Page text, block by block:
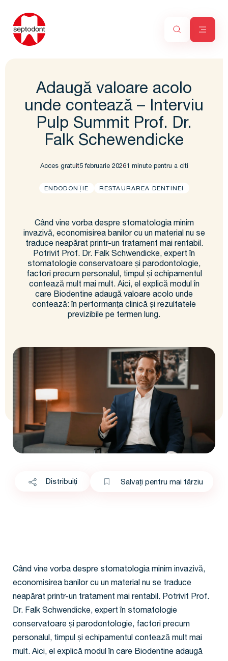
Adaugă valoare acolo
unde contează – Interviu
Pulp Summit Prof. Dr.
Falk Schewendicke
Acces gratuit5 februarie 20261 minute pentru a citi
ENDODONȚIE RESTAURAREA DENTINEI
Când vine vorba despre stomatologia minim
invazivă, economisirea banilor cu un material nu se
traduce neapărat printr-un tratament mai rentabil.
Potrivit Prof. Dr. Falk Schwendicke, expert în
stomatologie conservatoare și parodontologie,
factori precum personalul, timpul și echipamentul
contează mult mai mult. Aici, el explică modul în
care Biodentine adaugă valoare acolo unde
contează: în performanța clinică și rezultatele
previzibile pe termen lung.
Distribuiți Salvați pentru mai târziu
Când vine vorba despre stomatologia minim invazivă,
economisirea banilor cu un material nu se traduce
neapărat printr-un tratament mai rentabil. Potrivit Prof.
Dr. Falk Schwendicke, expert în stomatologie
conservatoare și parodontologie, factori precum
personalul, timpul și echipamentul contează mult mai
mult. Aici, el explică modul în care Biodentine adaugă